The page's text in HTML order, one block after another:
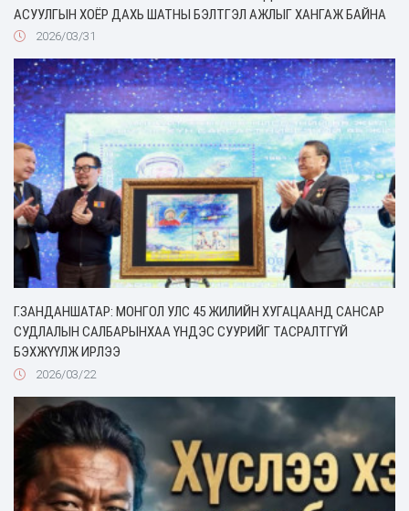
АСУУЛГЫН ХОЁР ДАХЬ ШАТНЫ БЭЛТГЭЛ АЖЛЫГ ХАНГАЖ БАЙНА
2026/03/31
Г.ЗАНДАНШАТАР: МОНГОЛ УЛС 45 ЖИЛИЙН ХУГАЦААНД САНСАР
СУДЛАЛЫН САЛБАРЫНХАА ҮНДЭС СУУРИЙГ ТАСРАЛТГҮЙ
БЭХЖҮҮЛЖ ИРЛЭЭ
2026/03/22